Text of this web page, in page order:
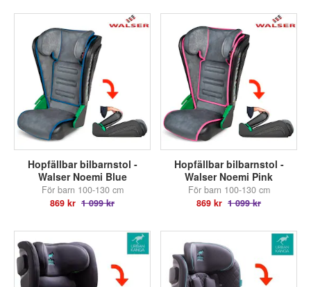
Hopfällbar bilbarnstol -
Walser Noemi Blue
För barn 100-130 cm
869 kr 1 099 kr
Hopfällbar bilbarnstol -
Walser Noemi Pink
För barn 100-130 cm
869 kr 1 099 kr